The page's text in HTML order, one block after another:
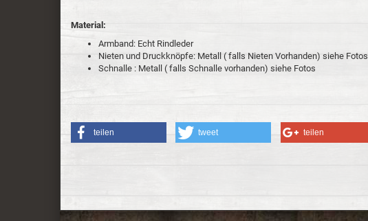
Material:
Armband: Echt Rindleder
Nieten und Druckknöpfe: Metall ( falls Nieten Vorhanden) siehe Fotos
Schnalle : Metall ( falls Schnalle vorhanden) siehe Fotos
teilen tweet teilen